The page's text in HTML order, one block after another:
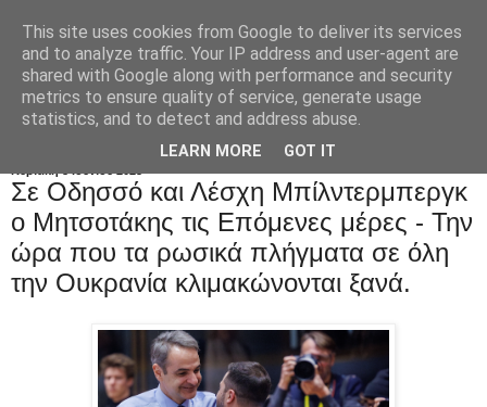
Σε Οδησσό και Λέσχη Μπίλντερμπεργκ
ο Μητσοτάκης τις Eπόμενες μέρες - Την
ώρα που τα ρωσικά πλήγματα σε όλη
την Ουκρανία κλιμακώνονται ξανά.
This site uses cookies from Google to deliver its services
and to analyze traffic. Your IP address and user-agent are
shared with Google along with performance and security
metrics to ensure quality of service, generate usage
statistics, and to detect and address abuse.
LEARN MORE GOT IT